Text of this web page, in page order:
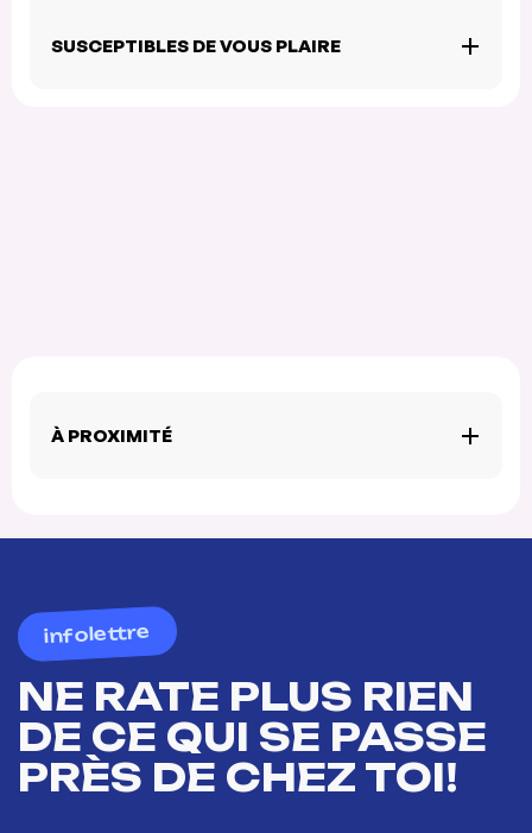
SUSCEPTIBLES DE VOUS PLAIRE
À PROXIMITÉ
infolettre
NE RATE PLUS RIEN
DE CE QUI SE PASSE
PRÈS DE CHEZ TOI!